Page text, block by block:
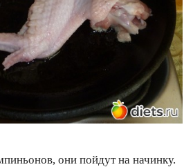
они пойдут на начинку.